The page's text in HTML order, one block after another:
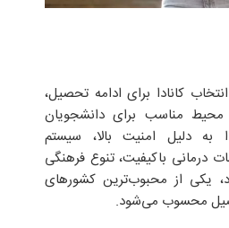
کانادا برای ادامه تحصیل،
محیط مناسب برای دانشجویان
به دلیل امنیت بالا، سیستم
درمانی باکیفیت، تنوع فرهنگی
یکی از محبوب‌ترین کشورهای
محسوب می‌شود.